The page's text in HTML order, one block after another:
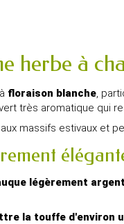
herbe à
floraison blanche,
très aromatique qui
massifs estivaux et
légèrement
la touffe d'environ